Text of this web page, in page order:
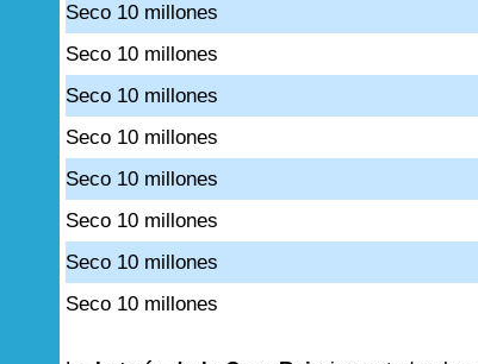
Seco 10 millones
Seco 10 millones
Seco 10 millones
Seco 10 millones
Seco 10 millones
Seco 10 millones
Seco 10 millones
Seco 10 millones